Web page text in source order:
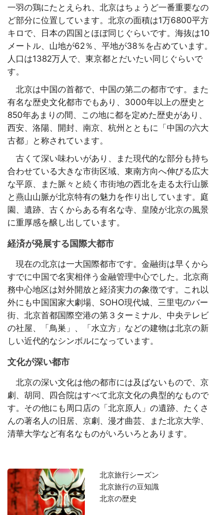
一羽の鶏にたとえられ、北京はちょうど一番重要なの
ど部分に位置しています。北京の面積は1万6800平方
キロで、日本の四国とほぼ同じぐらいです。海抜は10
メートル、山地が62％、平地が38％を占めています。
人口は1382万人で、東京都とだいたい同じぐらいで
す。
北京は中国の首都で、中国の第二の都市です。また
有名な歴史文化都市でもあり、3000年以上の歴史と
850年あまりの間、この地に都を定めた歴史があり、
西安、洛陽、開封、南京、杭州とともに「中国の六大
古都」と称されています。
古くて深い味わいがあり、また現代的な部分も持ち
合わせている大きな市街区域、東南方向へ伸びる広大
な平原、また脈々と続く市街地の西北を走る太行山脈
と燕山山脈が北京特有の魅力を作り出しています。庭
園、遺跡、古くからある有名な寺、皇陵が北京の風景
に重厚感を醸し出しています。
経済が発展する国際大都市
現在の北京は一大国際都市です。金融街は早くから
すでに中国で名実相伴う金融管理中心でした。北京商
務中心地区は対外開放と経済実力の象徴です。これ以
外にも中国国家大劇場、SOHO現代城、三里屯のバー
街、北京首都国際空港の第３ターミナル、中央テレビ
の社屋、「鳥巣」、「水立方」などの建物は北京の新
しい近代的なシンボルになっています。
文化が深い都市
北京の深い文化は他の都市には及ばないもので、京
劇、胡同、四合院はすべて北京文化の典型的なもので
す。その他にも周口店の「北京原人」の遺跡、たくさ
んの著名人の旧居、京劇、漫才曲芸、また北京大学、
清華大学など有名なものがいろいろとあります。
北京旅行シーズン
北京旅行の豆知識
北京の歴史